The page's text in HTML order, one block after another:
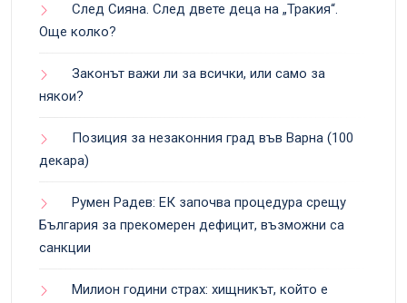
След Сияна. След двете деца на „Тракия“.
Още колко?
Законът важи ли за всички, или само за
някои?
Позиция за незаконния град във Варна (100
декара)
Румен Радев: ЕК започва процедура срещу
България за прекомерен дефицит, възможни са
санкции
Милион години страх: хищникът, който е